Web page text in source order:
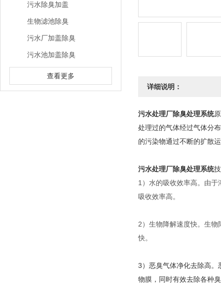
污水除臭加盖
生物滤池除臭
污水厂加盖除臭
污水池加盖除臭
查看更多
详细说明：
污水处理厂除臭处理系统
处理过的气体经过气体分
的污染物通过不断的扩散
污水处理厂除臭处理系统
1）水的吸收效率高。由
吸收效率高。
2）生物降解速度快。生
快。
3）恶臭气体净化去除高
物膜，同时有效去除各种